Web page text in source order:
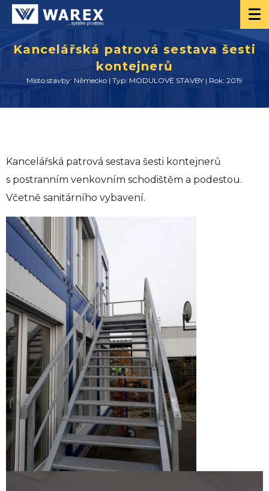
Kancelářská patrová sestava šesti
kontejnerů
Místo stavby: Německo | Typ: MODULOVÉ STAVBY | Rok: 2019
Kancelářská patrová sestava šesti kontejnerů
s postranním venkovním schodištěm a podestou.
Včetně sanitárního vybavení.